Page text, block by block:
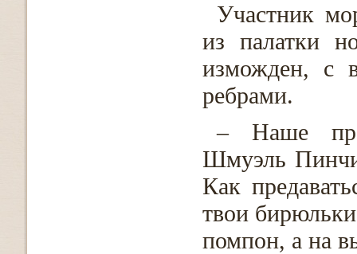
Участник
из палатки
изможден, с
ребрами.
– Наше
Шмуэль
Как
твои
помпон, а на